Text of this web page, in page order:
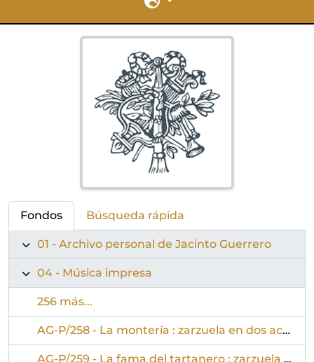
Idioma
Fondos Búsqueda rápida
01 - Archivo personal de Jacinto Guerrero
04 - Música impresa
256 más...
AG-P/258 - La montería : zarzuela en dos actos : partitura para canto y piano
AG-P/259 - La fama del tartanero : zarzuela en tres actos